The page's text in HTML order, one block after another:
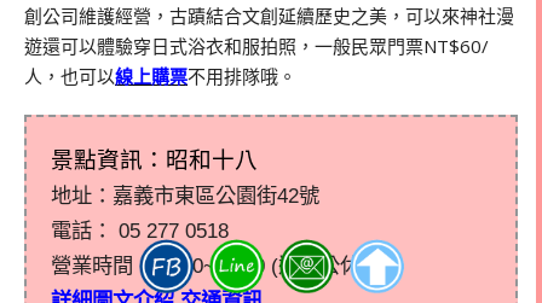
創公司維護經營，古蹟結合文創延續歷史之美，可以來神社漫
遊還可以體驗穿日式浴衣和服拍照，一般民眾門票NT$60/
人，也可以線上購票不用排隊哦。
景點資訊：昭和十八
地址：嘉義市東區公園街42號
電話： 05 277 0518
營業時間：09:00~17:00 (週一公休)